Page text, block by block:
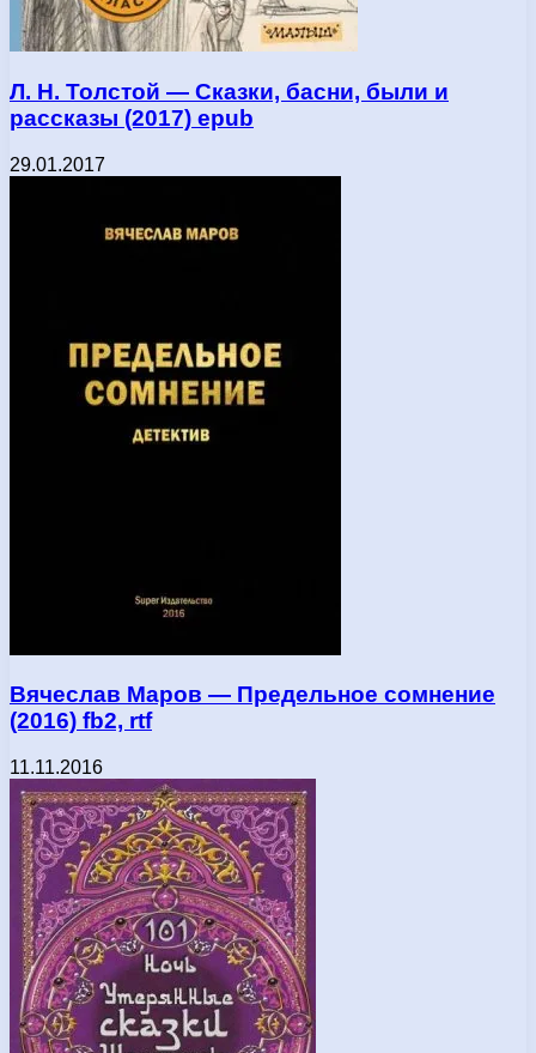
Л. Н. Толстой — Сказки, басни, были и
рассказы (2017) epub
29.01.2017
Вячеслав Маров — Предельное сомнение
(2016) fb2, rtf
11.11.2016